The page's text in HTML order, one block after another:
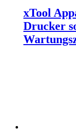
xTool
Drucker